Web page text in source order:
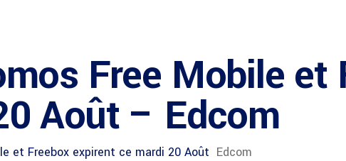
Free Mobile et
Août – Edcom
et Freebox expirent ce mardi 20 Août Edcom